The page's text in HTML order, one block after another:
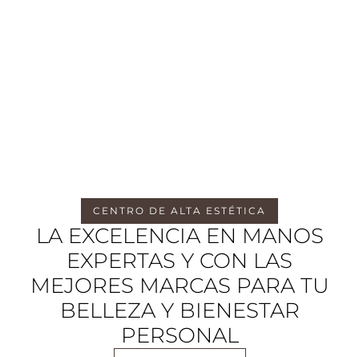
CENTRO DE ALTA ESTÉTICA
LA EXCELENCIA EN MANOS
EXPERTAS Y CON LAS
MEJORES MARCAS PARA TU
BELLEZA Y BIENESTAR
PERSONAL